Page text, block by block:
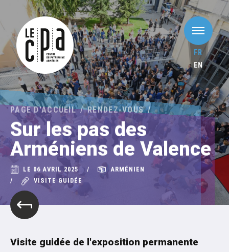
FR
EN
PAGE D'ACCUEIL RENDEZ-VOUS
Sur les pas des
Arméniens de Valence
LE 06 AVRIL 2025
ARMÉNIEN
VISITE GUIDÉE
Visite guidée de l'exposition permanente